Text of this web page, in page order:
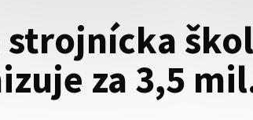
strojnícka
za 3,5